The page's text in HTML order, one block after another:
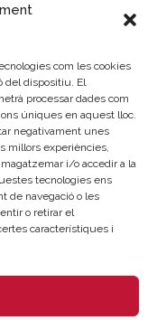
com les cookies
del dispositiu. El
processar dades com
úniques en aquest lloc.
negativament unes
millors experiències,
i/o accedir a la
tecnologies ens
de navegació o les
o retirar el
característiques i